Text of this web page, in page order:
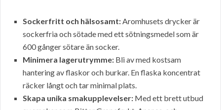
Sockerfritt och hälsosamt:Aromhusets drycker är
sockerfria och sötade med ett sötningsmedel som är
600 gånger sötare än socker.
Minimera lagerutrymme: Bli av med kostsam
hantering av flaskor och burkar. En flaska koncentrat
räcker långt och tar minimal plats.
Skapa unika smakupplevelser: Med ett brett utbud